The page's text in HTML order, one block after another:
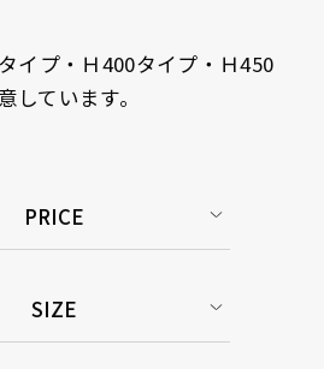
イプ・Ｈ400タイプ・Ｈ450
しています。
PRICE
SIZE